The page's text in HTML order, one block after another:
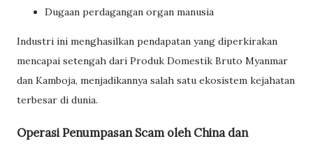
Dugaan perdagangan organ manusia
Industri ini menghasilkan pendapatan yang diperkirakan
mencapai setengah dari Produk Domestik Bruto Myanmar
dan Kamboja, menjadikannya salah satu ekosistem kejahatan
terbesar di dunia.
Operasi Penumpasan Scam oleh China dan